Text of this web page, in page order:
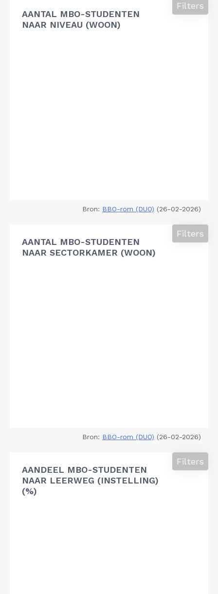
AANTAL MBO-STUDENTEN
NAAR NIVEAU (WOON)
Filters
Bron: BBO-rom (DUO) (26-02-2026)
AANTAL MBO-STUDENTEN
NAAR SECTORKAMER (WOON)
Filters
Bron: BBO-rom (DUO) (26-02-2026)
AANDEEL MBO-STUDENTEN
NAAR LEERWEG (INSTELLING)
(%)
Filters